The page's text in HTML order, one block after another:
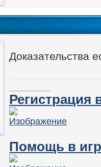
Доказательства
Регистрация
Помощь в